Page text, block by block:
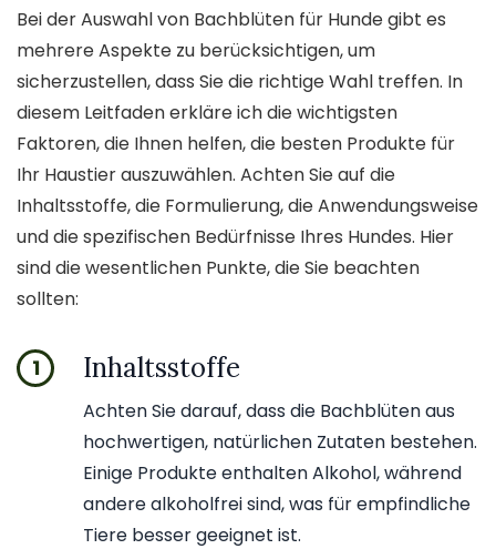
Bei der Auswahl von Bachblüten für Hunde gibt es
mehrere Aspekte zu berücksichtigen, um
sicherzustellen, dass Sie die richtige Wahl treffen. In
diesem Leitfaden erkläre ich die wichtigsten
Faktoren, die Ihnen helfen, die besten Produkte für
Ihr Haustier auszuwählen. Achten Sie auf die
Inhaltsstoffe, die Formulierung, die Anwendungsweise
und die spezifischen Bedürfnisse Ihres Hundes. Hier
sind die wesentlichen Punkte, die Sie beachten
sollten:
1 Inhaltsstoffe
Achten Sie darauf, dass die Bachblüten aus
hochwertigen, natürlichen Zutaten bestehen.
Einige Produkte enthalten Alkohol, während
andere alkoholfrei sind, was für empfindliche
Tiere besser geeignet ist.